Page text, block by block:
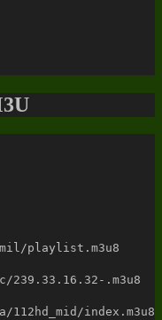
playlist.m3u8
239.33.16.32-.m3u8
index.m3u8